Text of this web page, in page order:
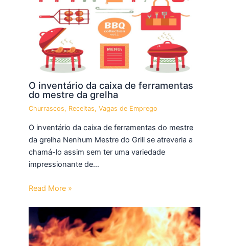
O inventário da caixa de ferramentas
do mestre da grelha
Churrascos, Receitas,Vagas de Emprego
O inventário da caixa de ferramentas do mestre
da grelha Nenhum Mestre do Grill se atreveria a
chamá-lo assim sem ter uma variedade
impressionante de…
Read More »